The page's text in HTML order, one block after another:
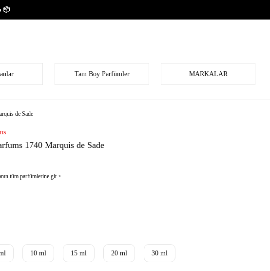
📦
Tam Boy Parfümler MARKALAR
de Sade
1740 Marquis de Sade
tüm parfümlerine git >
10 ml 15 ml 20 ml 30 ml